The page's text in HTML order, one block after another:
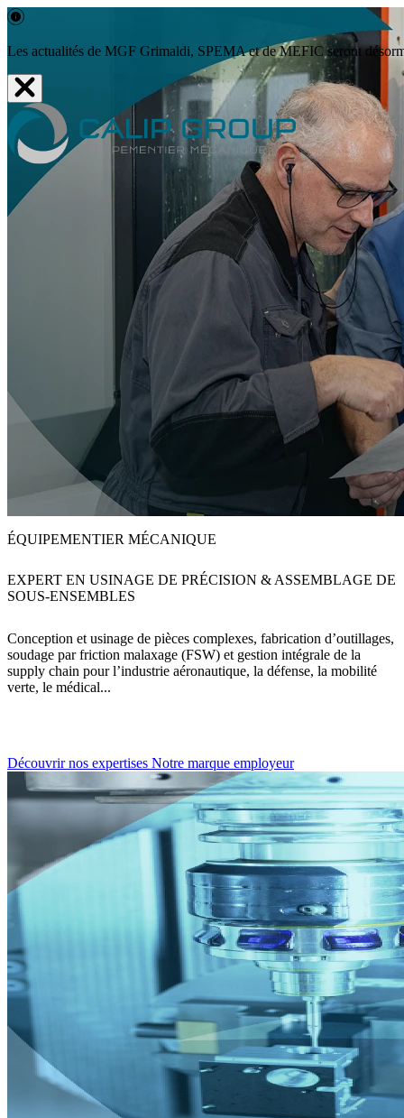
Les actualités de MGF Grimaldi, SPEMA et de MEFIC seront
ÉQUIPEMENTIER MÉCANIQUE
EXPERT EN USINAGE DE PRÉCISION & ASSEMBLAGE DE
SOUS-ENSEMBLES
Conception et usinage de pièces complexes, fabrication d’outillages,
soudage par friction malaxage (FSW) et gestion intégrale de la
supply chain pour l’industrie aéronautique, la défense, la mobilité
verte, le médical...
Découvrir nos expertises Notre marque employeur